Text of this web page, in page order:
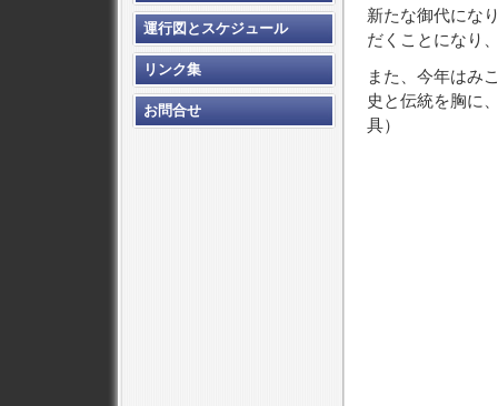
新たな御代にな
だくことになり
また、今年はみ
史と伝統を胸に
具
運行図とスケジュール
リンク集
お問合せ